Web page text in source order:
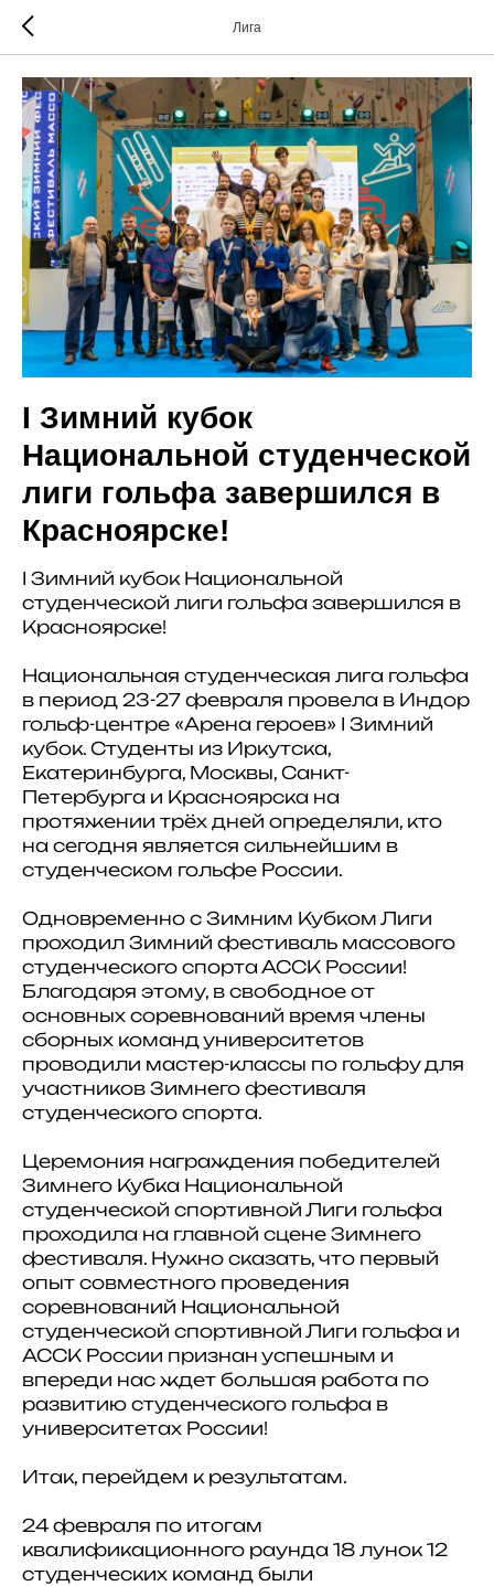
Лига
I Зимний кубок
Национальной студенческой
лиги гольфа завершился в
Красноярске!
I Зимний кубок Национальной
студенческой лиги гольфа завершился в
Красноярске!
Национальная студенческая лига гольфа
в период 23-27 февраля провела в Индор
гольф-центре «Арена героев» I Зимний
кубок. Студенты из Иркутска,
Екатеринбурга, Москвы, Санкт-
Петербурга и Красноярска на
протяжении трёх дней определяли, кто
на сегодня является сильнейшим в
студенческом гольфе России.
Одновременно с Зимним Кубком Лиги
проходил Зимний фестиваль массового
студенческого спорта АССК России!
Благодаря этому, в свободное от
основных соревнований время члены
сборных команд университетов
проводили мастер-классы по гольфу для
участников Зимнего фестиваля
студенческого спорта.
Церемония награждения победителей
Зимнего Кубка Национальной
студенческой спортивной Лиги гольфа
проходила на главной сцене Зимнего
фестиваля. Нужно сказать, что первый
опыт совместного проведения
соревнований Национальной
студенческой спортивной Лиги гольфа и
АССК России признан успешным и
впереди нас ждет большая работа по
развитию студенческого гольфа в
университетах России!
Итак, перейдем к результатам.
24 февраля по итогам
квалификационного раунда 18 лунок 12
студенческих команд были